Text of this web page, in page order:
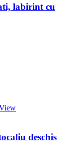
labirint cu
deschis